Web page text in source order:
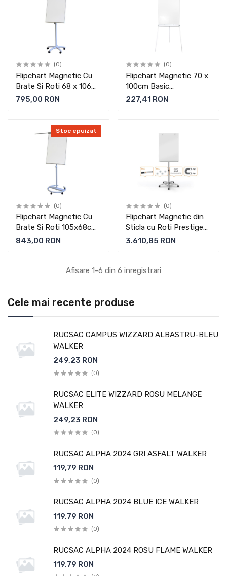
Cele mai recente produse
RUCSAC CAMPUS WIZZARD ALBASTRU-BLEU
WALKER
249,23 RON
(0)
RUCSAC ELITE WIZZARD ROSU MELANGE
WALKER
249,23 RON
(0)
RUCSAC ALPHA 2024 GRI ASFALT WALKER
119,79 RON
(0)
RUCSAC ALPHA 2024 BLUE ICE WALKER
119,79 RON
(0)
RUCSAC ALPHA 2024 ROSU FLAME WALKER
119,79 RON
(0)
Flipchart Magnetic Cu
Brate Si Roti 68 x 106
cm Memoboards
795,00 RON
(0)
Flipchart Magnetic 70 x
100cm Basic
Memoboards
227,41 RON
Stoc epuizat
(0)
Flipchart Magnetic Cu
Brate Si Roti 105x68cm
Professional
843,00 RON
(0)
Flipchart Magnetic din
Sticla cu Roti Prestige
Nobo
3.610,85 RON
Afisare 1-6 din 6 inregistrari